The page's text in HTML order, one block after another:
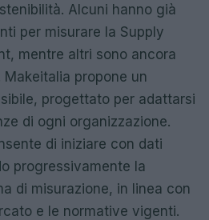
Alcuni hanno già
per misurare la Supply
mentre altri sono ancora
Makeitalia propone un
progettato per adattarsi
di ogni organizzazione.
di iniziare con dati
progressivamente la
di misurazione, in linea con
e le normative vigenti.